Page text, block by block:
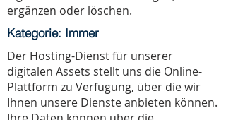
ergänzen oder löschen.
Kategorie: Immer
Der Hosting-Dienst für unserer
digitalen Assets stellt uns die Online-
Plattform zu Verfügung, über die wir
Ihnen unsere Dienste anbieten können.